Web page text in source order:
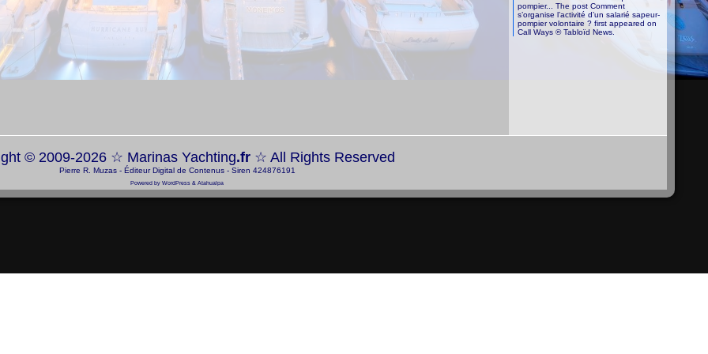
pompier... The post Comment
s’organise l’activité d’un salarié sapeur-
pompier volontaire ? first appeared on
Call Ways ® Tabloïd News.
© 2009-2026 ☆ Marinas Yachting.fr ☆ All Rights Reserved
Pierre R. Muzas - Éditeur Digital de Contenus - Siren 424876191
Powered by WordPress & Atahualpa